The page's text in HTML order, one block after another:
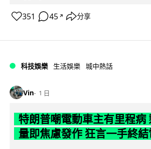
351 45 ↗ 分享
科技娛樂 生活娛樂 城中熱話
Vin 1 日
特朗普嘲電動車主有里程病
量即焦慮發作 狂言一手終